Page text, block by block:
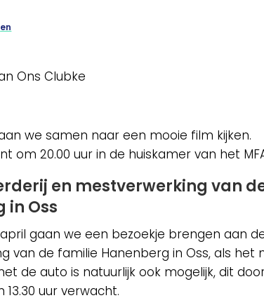
Ons Clubke
we samen naar een mooie film kijken.
om 20.00 uur in de huiskamer van het
en mestverwerking van
in Oss
gaan we een bezoekje brengen aan
van de familie Hanenberg in Oss, als het
de auto is natuurlijk ook mogelijk, dit
uur verwacht.